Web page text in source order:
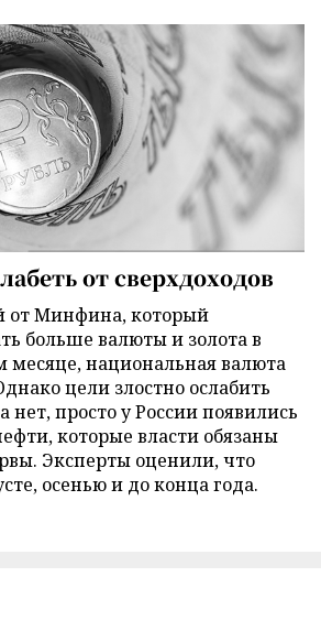
от сверхдоходов
от Минфина, который
больше валюты и золота в
месяце, национальная валюта
цели злостно ослабить
нет, просто у России появились
которые власти обязаны
Эксперты оценили, что
осенью и до конца года.